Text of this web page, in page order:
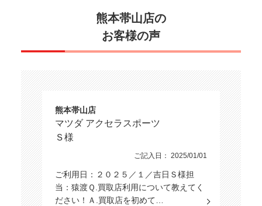
熊本帯山店の
お客様の声
熊本帯山店
マツダ アクセラスポーツ
Ｓ様
ご記入日： 2025/01/01
ご利用日：２０２５／１／吉日Ｓ様担
当：猿渡Ｑ.買取店利用について教えてく
ださい！Ａ.買取店を初めて…